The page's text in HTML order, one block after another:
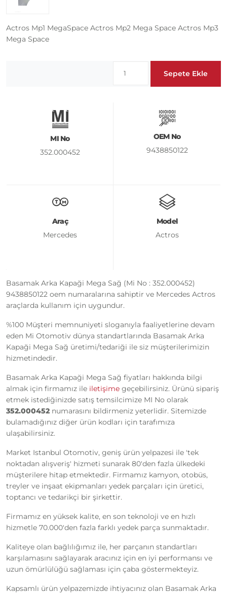
Actros Mp1 MegaSpace Actros Mp2 Mega Space Actros Mp3
Mega Space
Sepete Ekle
MI No
352.000452
OEM No
9438850122
Araç
Mercedes
Model
Actros
Basamak Arka Kapaği Mega Sağ (Mi No : 352.000452)
9438850122 oem numaralarına sahiptir ve Mercedes Actros
araçlarda kullanım için uygundur.
%100 Müşteri memnuniyeti sloganıyla faaliyetlerine devam
eden Mi Otomotiv dünya standartlarında Basamak Arka
Kapaği Mega Sağ üretimi/tedariği ile siz müşterilerimizin
hizmetindedir.
Basamak Arka Kapaği Mega Sağ fiyatları hakkında bilgi
almak için firmamız ile iletişime geçebilirsiniz. Ürünü sipariş
etmek istediğinizde satış temsilcimize MI No olarak
352.000452 numarasını bildirmeniz yeterlidir. Sitemizde
bulamadığınız diğer ürün kodları için tarafımıza
ulaşabilirsiniz.
Market Istanbul Otomotiv, geniş ürün yelpazesi ile 'tek
noktadan alışveriş' hizmeti sunarak 80'den fazla ülkedeki
müşterilere hitap etmektedir. Firmamız kamyon, otobüs,
treyler ve inşaat ekipmanları yedek parçaları için üretici,
toptancı ve tedarikçi bir şirkettir.
Firmamız en yüksek kalite, en son teknoloji ve en hızlı
hizmetle 70.000'den fazla farklı yedek parça sunmaktadır.
Kaliteye olan bağlılığımız ile, her parçanın standartları
karşılamasını sağlayarak aracınız için en iyi performansı ve
uzun ömürlülüğü sağlaması için çaba göstermekteyiz.
Kapsamlı ürün yelpazemizde ihtiyacınız olan Basamak Arka